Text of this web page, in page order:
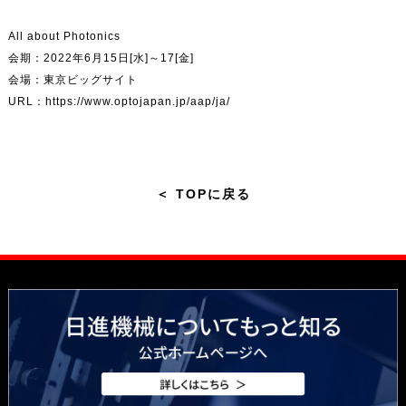
All about Photonics
会期：2022年6月15日[水]～17[金]
会場：東京ビッグサイト
URL： https://www.optojapan.jp/aap/ja/
＜ TOPに戻る